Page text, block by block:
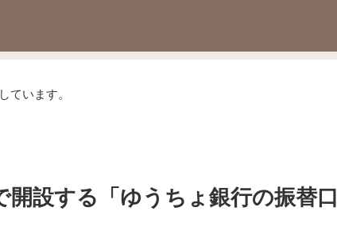
ています。
開設する「ゆうちょ銀行の振替口